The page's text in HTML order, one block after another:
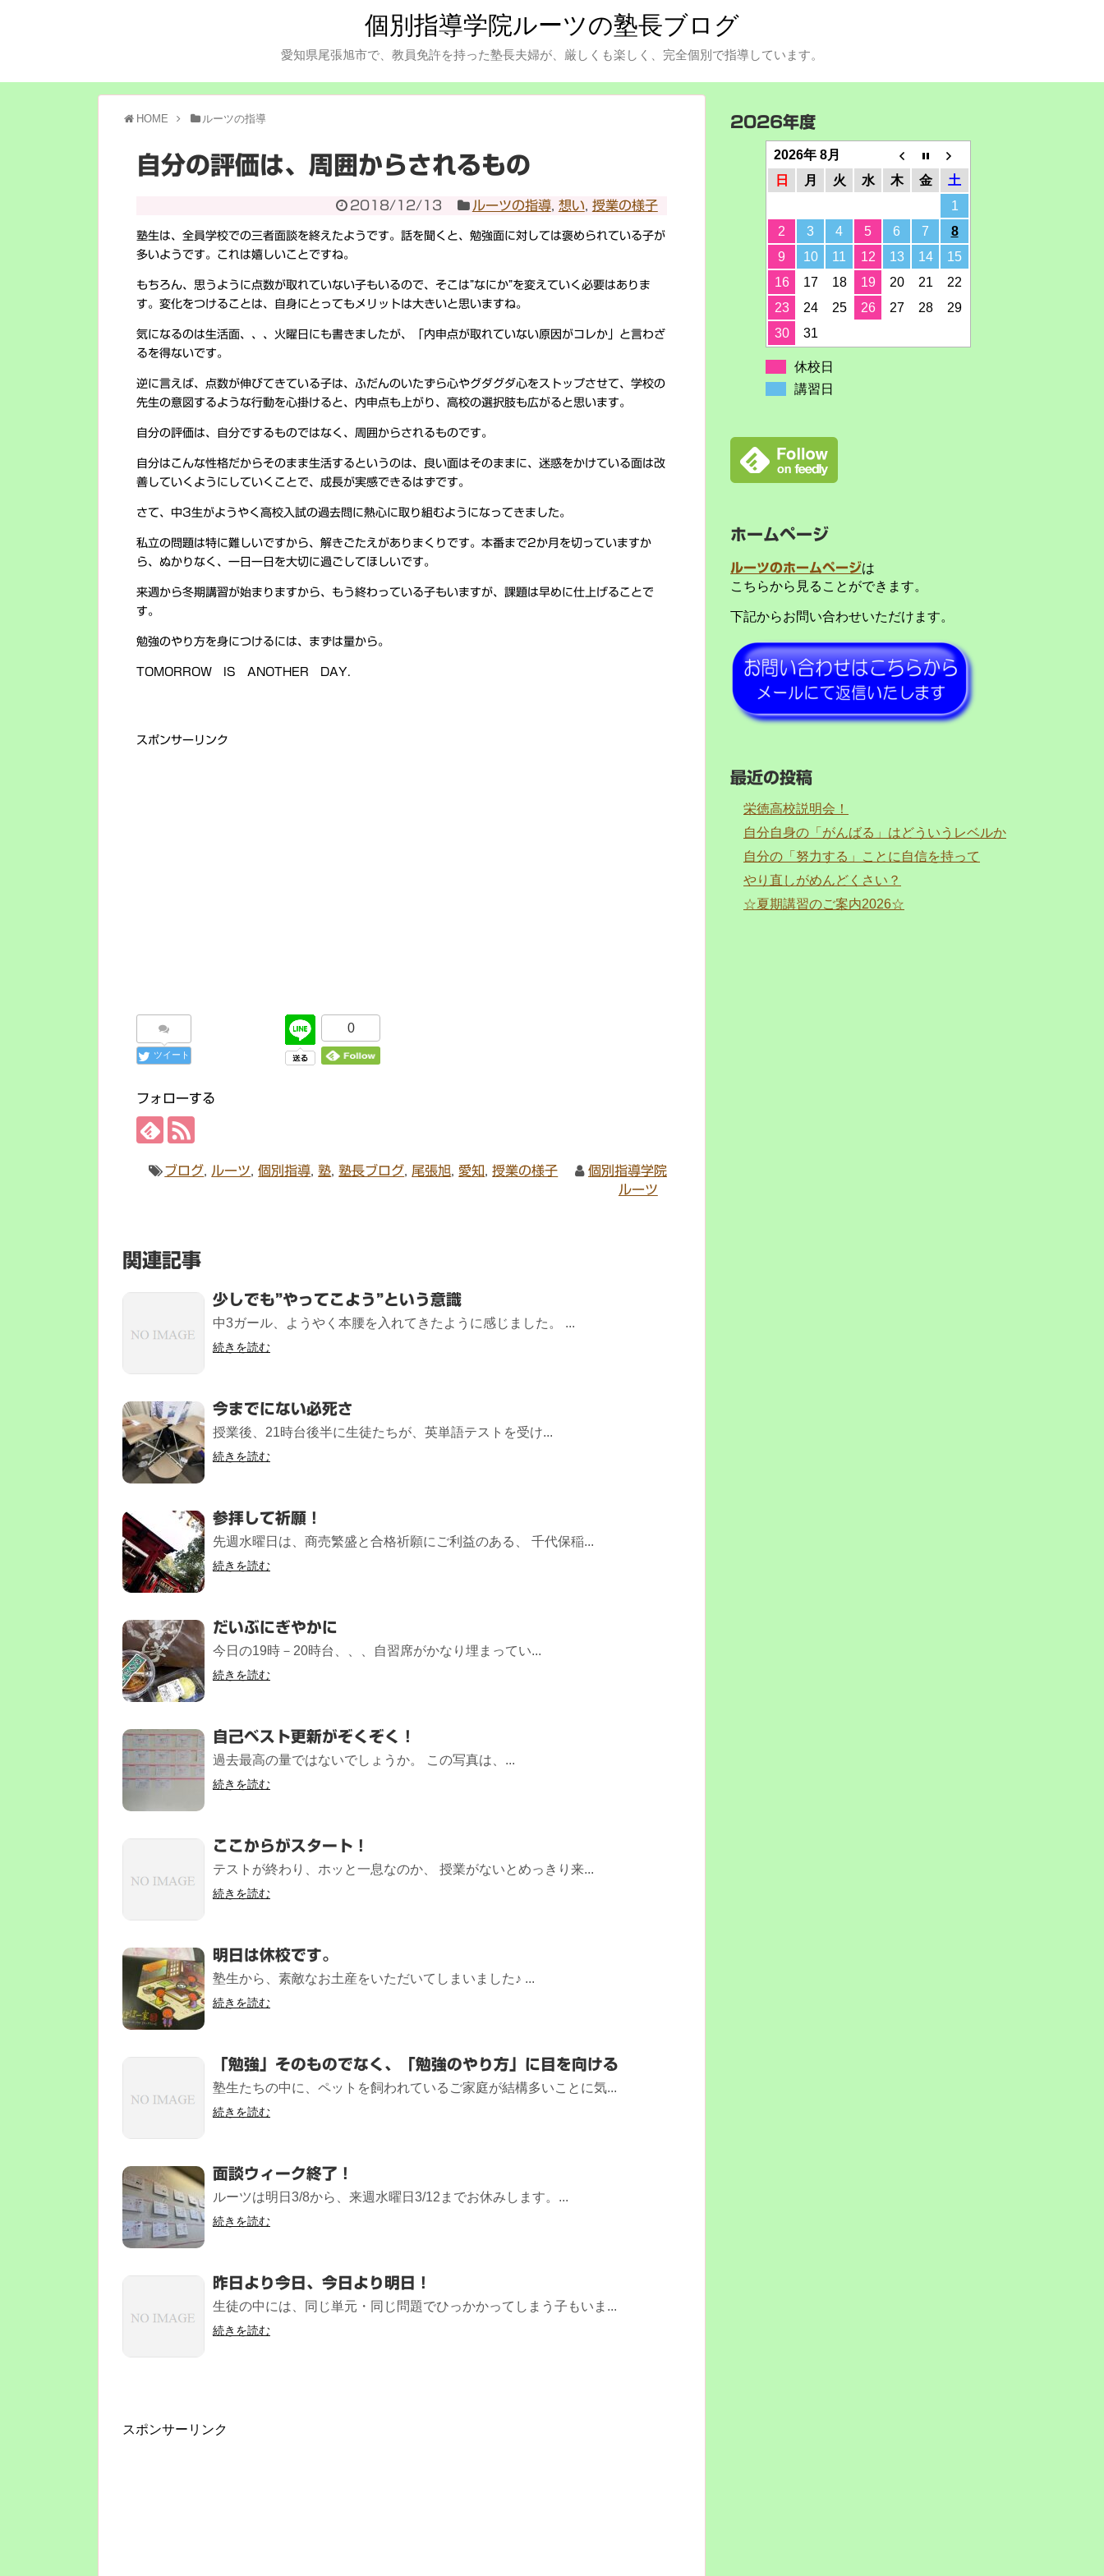
個別指導学院ルーツの塾長ブログ
愛知県尾張旭市で、教員免許を持った塾長夫婦が、厳しくも楽しく、完全個別で指導しています。
HOME ルーツの指導
自分の評価は、周囲からされるもの
2018/12/13 ルーツの指導, 想い 授業の様子
塾生は、全員学校での三者面談を終えたようです。話を聞くと、勉強面に対しては褒められている子が
多いようです。これは嬉しいことですね。
もちろん、思うように点数が取れていない子もいるので、そこは”なにか”を変えていく必要はありま
す。変化をつけることは、自身にとってもメリットは大きいと思いますね。
気になるのは生活面、、、火曜日にも書きましたが、「内申点が取れていない原因がコレか」と言わざ
るを得ないです。
逆に言えば、点数が伸びてきている子は、ふだんのいたずら心やグダグダ心をストップさせて、学校の
先生の意図するような行動を心掛けると、内申点も上がり、高校の選択肢も広がると思います。
自分の評価は、自分でするものではなく、周囲からされるものです。
自分はこんな性格だからそのまま生活するというのは、良い面はそのままに、迷惑をかけている面は改
善していくようにしていくことで、成長が実感できるはずです。
さて、中3生がようやく高校入試の過去問に熱心に取り組むようになってきました。
私立の問題は特に難しいですから、解きごたえがありまくりです。本番まで2か月を切っていますか
ら、ぬかりなく、一日一日を大切に過ごしてほしいです。
来週から冬期講習が始まりますから、もう終わっている子もいますが、課題は早めに仕上げることで
す。
勉強のやり方を身につけるには、まずは量から。
TOMORROW IS ANOTHER DAY.
スポンサーリンク
ツイート
0
フォローする
ブログ ルーツ ,個別指導 ,塾 ,塾長ブログ 尾張旭 愛知 ,授業の様子
個別指導学院
ルーツ
関連記事
少しでも”やってこよう”という意識
中3ガール、ようやく本腰を入れてきたように感じました。 ...
続きを読む
今までにない必死さ
授業後、21時台後半に生徒たちが、英単語テストを受け...
続きを読む
参拝して祈願！
先週水曜日は、商売繁盛と合格祈願にご利益のある、 千代保稲...
続きを読む
だいぶにぎやかに
今日の19時－20時台、、、自習席がかなり埋まってい...
続きを読む
自己ベスト更新がぞくぞく！
過去最高の量ではないでしょうか。 この写真は、...
続きを読む
ここからがスタート！
テストが終わり、ホッと一息なのか、 授業がないとめっきり来...
続きを読む
明日は休校です。
塾生から、素敵なお土産をいただいてしまいました♪ ...
続きを読む
「勉強」そのものでなく、「勉強のやり方」に目を向ける
塾生たちの中に、ペットを飼われているご家庭が結構多いことに気...
続きを読む
面談ウィーク終了！
ルーツは明日3/8から、来週水曜日3/12までお休みします。...
続きを読む
昨日より今日、今日より明日！
生徒の中には、同じ単元・同じ問題でひっかかってしまう子もいま...
続きを読む
スポンサーリンク
2026年度
2026年 8月
日
月 火 水 木 金
土
1
2
3 4 5 6 7
8
9
10 11 12 13 14
15
16
17 18 19 20 21
22
23
24 25 26 27 28
29
30
31
休校日
講習日
ホームページ
ルーツのホームページは
こちらから見ることができます。
下記からお問い合わせいただけます。
最近の投稿
栄徳高校説明会！
自分自身の「がんばる」はどういうレベルか
自分の「努力する」ことに自信を持って
やり直しがめんどくさい？
☆夏期講習のご案内2026☆